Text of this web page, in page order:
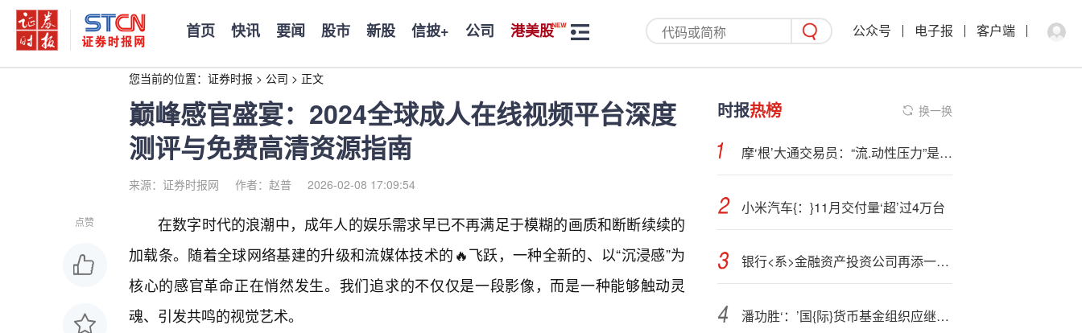
首页 快讯 要闻 股市 新股 信披+ 公司 港美股 公众号 电子报 客户端
您当前的位置： 证券时报 > 公司 > 正文
巅峰感官盛宴：2024全球成人在线视频平台深度
测评与免费高清资源指南
来源：证券时报网 作者：赵普 2026-02-08 17:09:54
点赞
在数字时代的浪潮中，成年人的娱乐需求早已不再满足于模糊的画质和断断续续的
加载条。随着全球网络基建的升级和流媒体技术的🔥飞跃，一种全新的、以“沉浸感”为
核心的感官革命正在悄然发生。我们追求的不仅仅是一段影像，而是一种能够触动灵
魂、引发共鸣的视觉艺术。
时报热榜 换一换
摩‘根’大通交易员：“流.动性压力”是11月美股大跌的主要原因
小米汽车{：}11月交付量‘超’过4万台
银行<系>金融资产投资公司再添一家：招银投资在深圳开业，注册资本达150亿元
潘功胜‘：’国{际}货币基金组织应继续推动份额改革，尽快实现份额占比调整